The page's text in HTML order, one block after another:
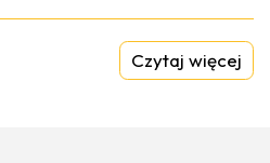
Czytaj więcej